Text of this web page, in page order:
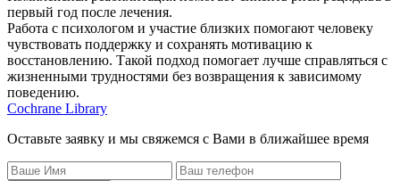
первый год после лечения.
Работа с психологом и участие близких помогают человеку
чувствовать поддержку и сохранять мотивацию к
восстановлению. Такой подход помогает лучше справляться с
жизненными трудностями без возвращения к зависимому
поведению.
Cochrane Library
Оставьте заявку и мы свяжемся с Вами в ближайшее время